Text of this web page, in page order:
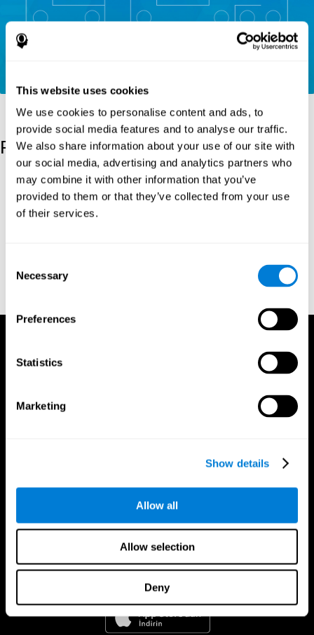
This website uses cookies
We use cookies to personalise content and ads, to
provide social media features and to analyse our traffic.
We also share information about your use of our site with
our social media, advertising and analytics partners who
may combine it with other information that you’ve
provided to them or that they’ve collected from your use
of their services.
Selection
Necessary
Preferences
Statistics
Marketing
Show details
Allow all
Allow selection
Deny
Referanslar
Korkman, M., Kirk, U., & Kemp, S (1998). NEPSY: A
developmental neuropsychological assessment. Psychological
Corporation.
Porteus, S. D. (1950). The Porteus Maze Test and intelligence.
Pacific Books.
CogniFit Uygulaması